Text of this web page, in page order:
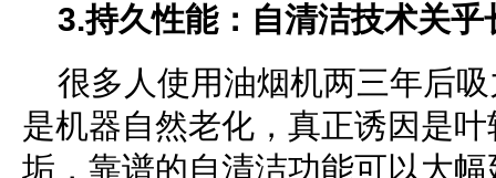
3.持久性能：自清洁技术关乎
很多人使用油烟机两三年后
是机器自然老化，真正诱因是
垢，靠谱的自清洁功能可以大